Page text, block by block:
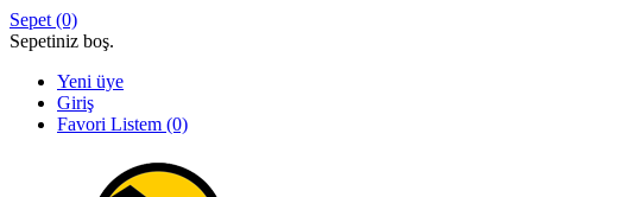
Sepet (0)
Sepetiniz boş.
Yeni üye
Giriş
Favori Listem (0)